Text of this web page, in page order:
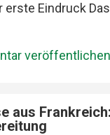
erste Eindruck
Fazit Das
Am Karlsruher
Essen ernst
veröffentlichen
aus Frankreich: